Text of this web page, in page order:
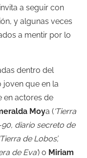
a seguir con
y algunas veces
a mentir por lo
dentro del
joven que en la
en actores de
Moya (‘Tierra
90, diario secreto de
‘Tierra de Lobos’,
de Eva’) o Miriam